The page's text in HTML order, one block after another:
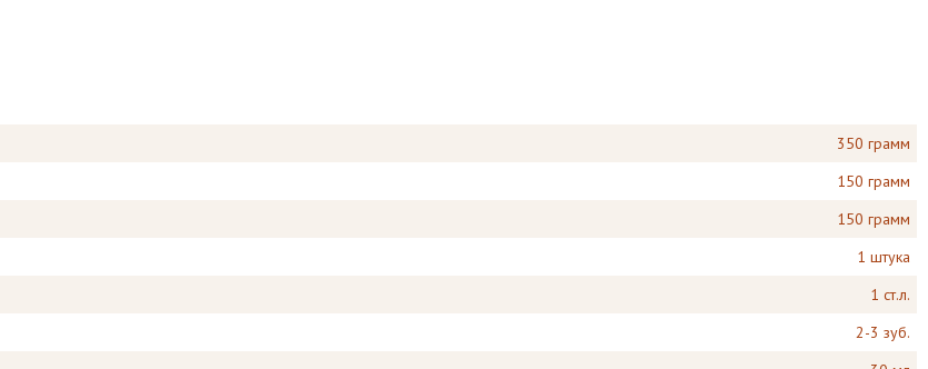
350 грамм
150 грамм
150 грамм
1 штука
1 ст.л.
2-3 зуб.